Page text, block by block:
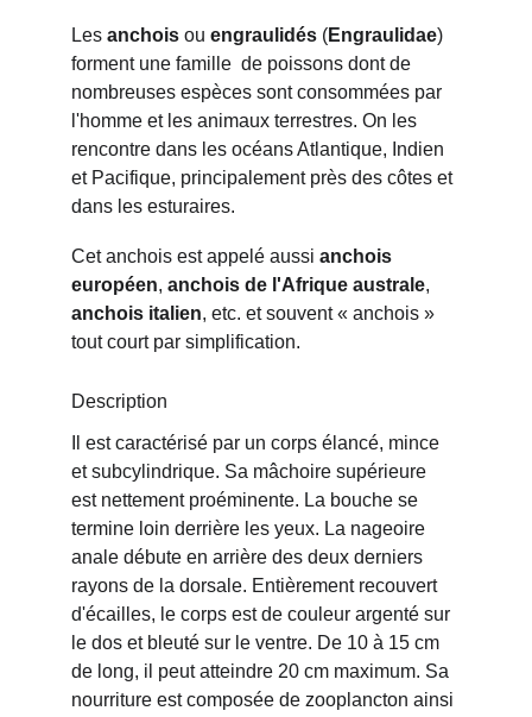
Les anchois ou engraulidés (Engraulidae)
forment une famille  de poissons dont de
nombreuses espèces sont consommées par
l'homme et les animaux terrestres. On les
rencontre dans les océans Atlantique, Indien
et Pacifique, principalement près des côtes et
dans les esturaires.
Cet anchois est appelé aussi anchois
européen, anchois de l'Afrique australe,
anchois italien, etc. et souvent « anchois »
tout court par simplification.
Description
Il est caractérisé par un corps élancé, mince
et subcylindrique. Sa mâchoire supérieure
est nettement proéminente. La bouche se
termine loin derrière les yeux. La nageoire
anale débute en arrière des deux derniers
rayons de la dorsale. Entièrement recouvert
d'écailles, le corps est de couleur argenté sur
le dos et bleuté sur le ventre. De 10 à 15 cm
de long, il peut atteindre 20 cm maximum. Sa
nourriture est composée de zooplancton ainsi